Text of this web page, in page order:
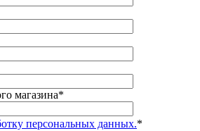
магазина*
персональных данных.*